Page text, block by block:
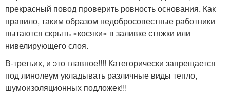
прекрасный повод проверить ровность основания. Как
правило, таким образом недобросовестные работники
пытаются скрыть «косяки» в заливке стяжки или
нивелирующего слоя.
В-третьих, и это главное!!!! Категорически запрещается
под линолеум укладывать различные виды тепло,
шумоизоляционных подложек!!!